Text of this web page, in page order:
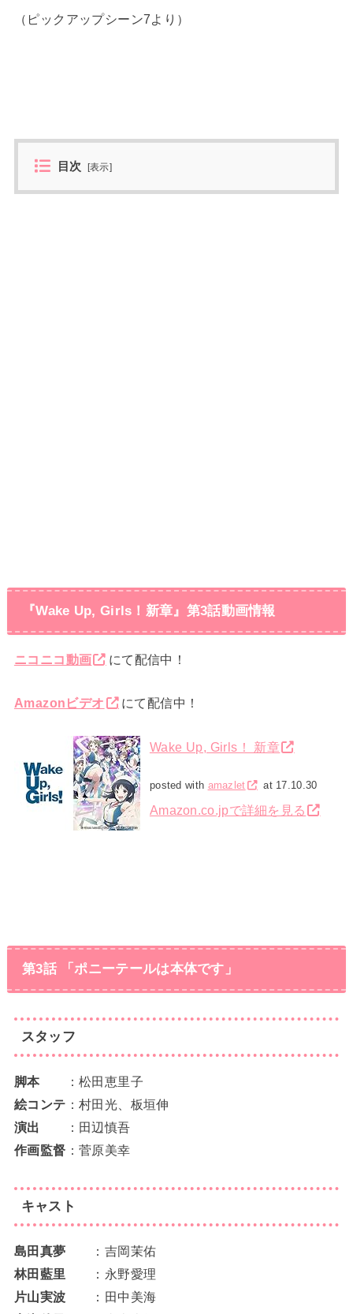
（ピックアップシーン7より）
目次 [表示]
『Wake Up, Girls！新章』第3話動画情報
ニコニコ動画 にて配信中！
Amazonビデオ にて配信中！
Wake Up, Girls！ 新章
posted with amazlet at 17.10.30
Amazon.co.jpで詳細を見る
第3話 「ポニーテールは本体です」
スタッフ
脚本
：松田恵里子
絵コンテ ：村田光、板垣伸
演出
：田辺慎吾
作画監督 ：菅原美幸
キャスト
島田真夢
：吉岡茉佑
林田藍里
：永野愛理
片山実波
：田中美海